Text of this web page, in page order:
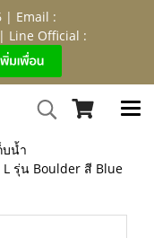
| Email :
| Line Official :
บน้ำ
L รุ่น Boulder สี Blue